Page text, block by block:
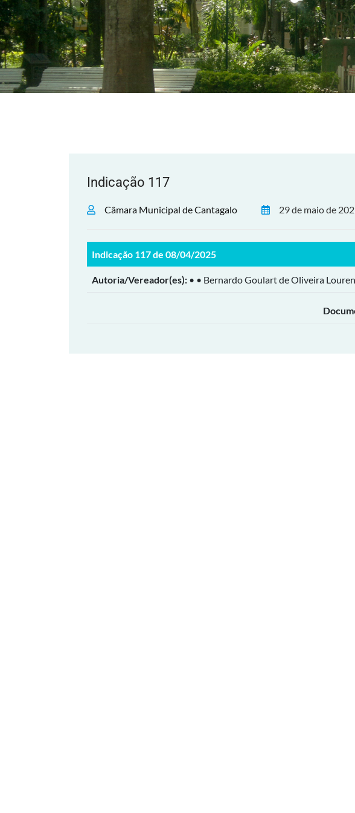
Indicação 117
Câmara Municipal de Cantagalo 29 de maio de
Indicação 117 de 08/04/2025
Autoria/Vereador(es): • • Bernardo Goulart de Oliveira